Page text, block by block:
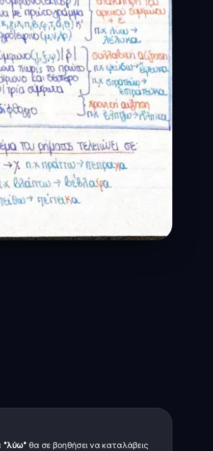
"λύω" θα σε βοηθήσει να καταλάβεις